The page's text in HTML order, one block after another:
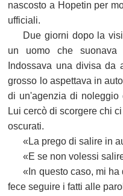
nascosto a Hopetin per
ufficiali.
Due giorni dopo la
un uomo che suonava
Indossava una divisa
grosso lo aspettava in
di un'agenzia di noleggio
Lui cercò di scorgere chi
oscurati.
«La prego di salire in
«E se non volessi
«In questo caso, mi
fece seguire i fatti alle